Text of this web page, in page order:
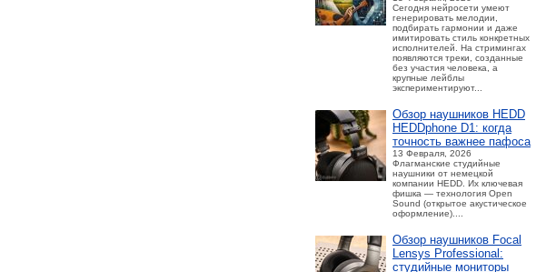
Сегодня нейросети умеют
генерировать мелодии,
подбирать гармонии и даже
имитировать стиль конкретных
исполнителей. На стримингах
появляются треки, созданные
без участия человека, а
крупные лейблы
экспериментируют...
Обзор наушников HEDD
HEDDphone D1: когда
точность важнее пафоса
13 Февраля, 2026
Флагманские студийные
наушники от немецкой
компании HEDD. Их ключевая
фишка — технология Open
Sound (открытое акустическое
оформление)....
Обзор наушников Focal
Lensys Professional:
студийные мониторы